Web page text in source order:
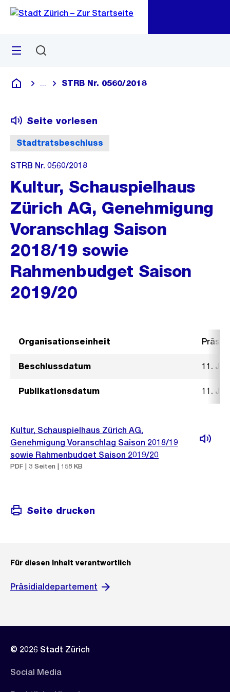
Navigation
Sprunglink
Menü
Deutsch
Blende alle Breadcrumbs ein
STRB Nr. 0560/2018
Stadtratsbeschluss
Seite vorlesen
STRB Nr. 0560/2018
Kultur, Schauspielhaus
Zürich AG, Genehmigung
Voranschlag Saison
2018/19 sowie
Rahmenbudget Saison
2019/20
Organisationseinheit
Beschlussdatum 11.
Publikationsdatum 11.
Kultur, Schauspielhaus Zürich AG,
Genehmigung Voranschlag Saison 2018/19
sowie Rahmenbudget Saison 2019/20
PDF | 3 Seiten | 158 KB
Seite drucken
Für diesen Inhalt verantwortlich
Präsidialdepartement
© 2026 Stadt Zürich
Social Media